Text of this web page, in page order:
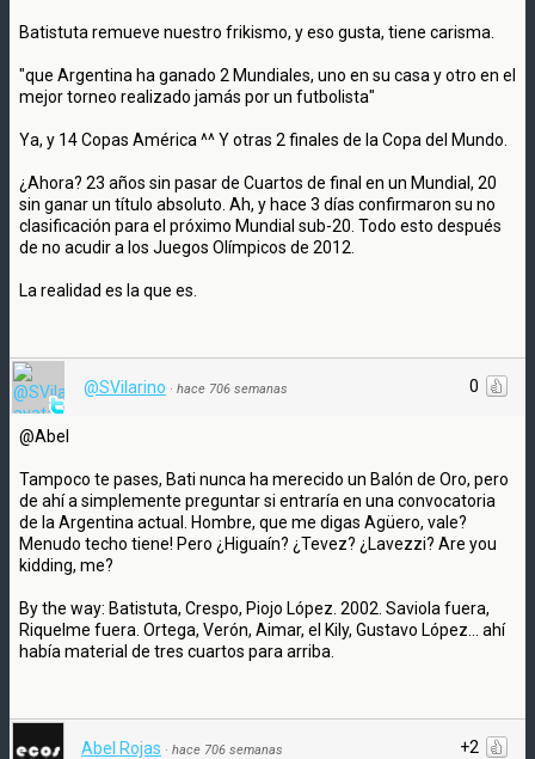
Batistuta remueve nuestro frikismo, y eso gusta, tiene carisma.
"que Argentina ha ganado 2 Mundiales, uno en su casa y otro en el
mejor torneo realizado jamás por un futbolista"
Ya, y 14 Copas América ^^ Y otras 2 finales de la Copa del Mundo.
¿Ahora? 23 años sin pasar de Cuartos de final en un Mundial, 20
sin ganar un título absoluto. Ah, y hace 3 días confirmaron su no
clasificación para el próximo Mundial sub-20. Todo esto después
de no acudir a los Juegos Olímpicos de 2012.
La realidad es la que es.
0
@SVilarino · hace 706 semanas
@Abel
Tampoco te pases, Bati nunca ha merecido un Balón de Oro, pero
de ahí a simplemente preguntar si entraría en una convocatoria
de la Argentina actual. Hombre, que me digas Agüero, vale?
Menudo techo tiene! Pero ¿Higuaín? ¿Tevez? ¿Lavezzi? Are you
kidding, me?
By the way: Batistuta, Crespo, Piojo López. 2002. Saviola fuera,
Riquelme fuera. Ortega, Verón, Aimar, el Kily, Gustavo López... ahí
había material de tres cuartos para arriba.
+2
Abel Rojas · hace 706 semanas